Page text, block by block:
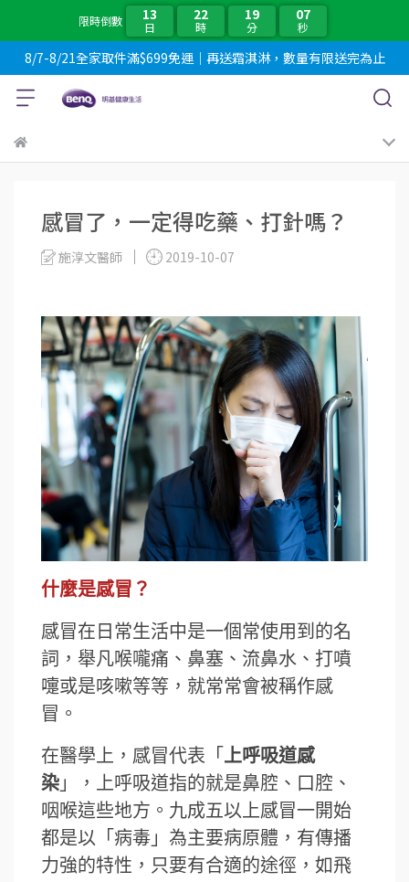
限時倒數 13
日
22
時
19
分
06
秒
8/7-8/21全家取件滿$699免運｜再送霜淇淋，數量有限送完為止
感冒了，一定得吃藥、打針嗎？
施淳文醫師 2019-10-07
什麼是感冒？
感冒在日常生活中是一個常使用到的名
詞，舉凡喉嚨痛、鼻塞、流鼻水、打噴
嚏或是咳嗽等等，就常常會被稱作感
冒。
在醫學上，感冒代表「 上呼吸道感
染 」，上呼吸道指的就是鼻腔、口腔、
咽喉這些地方。九成五以上感冒一開始
都是以「病毒」為主要病原體，有傳播
力強的特性，只要有合適的途徑，如飛